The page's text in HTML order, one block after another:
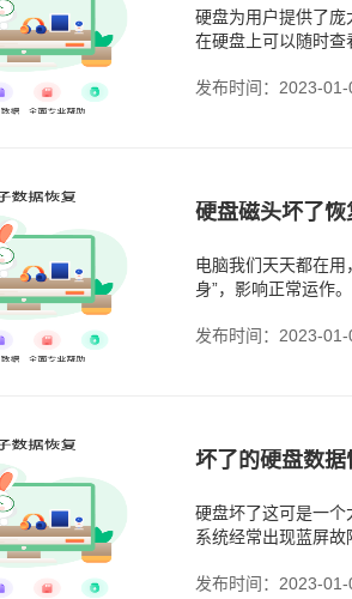
硬盘为用户提供了
在硬盘上可以随时查
发布时间：2023-01-
硬盘磁头坏了
电脑我们天天都在
身”，影响正常运作
发布时间：2023-01-
坏了的硬盘数
硬盘坏了这可是一个
系统经常出现蓝屏
发布时间：2023-01-